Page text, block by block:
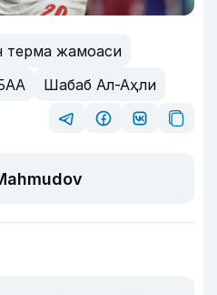
терма жамоаси
Шабаб Ал-Аҳли